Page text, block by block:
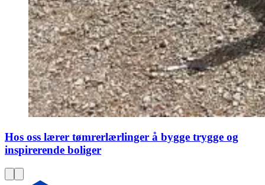
Hos oss lærer tømrerlærlinger å bygge trygge og
inspirerende boliger